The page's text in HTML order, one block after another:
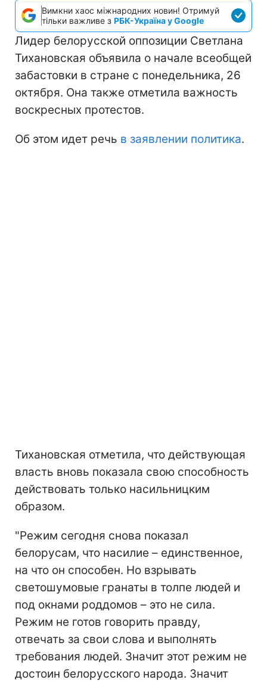
Вимкни хаос міжнародних новин! Отримуй
тільки важливе з РБК-Україна у Google
Лидер белорусской оппозиции Светлана
Тихановская объявила о начале всеобщей
забастовки в стране с понедельника, 26
октября. Она также отметила важность
воскресных протестов.
Об этом идет речь в заявлении политика.
Тихановская отметила, что действующая
власть вновь показала свою способность
действовать только насильницким
образом.
"Режим сегодня снова показал
белорусам, что насилие – единственное,
на что он способен. Но взрывать
светошумовые гранаты в толпе людей и
под окнами роддомов – это не сила.
Режим не готов говорить правду,
отвечать за свои слова и выполнять
требования людей. Значит этот режим не
достоин белорусского народа. Значит